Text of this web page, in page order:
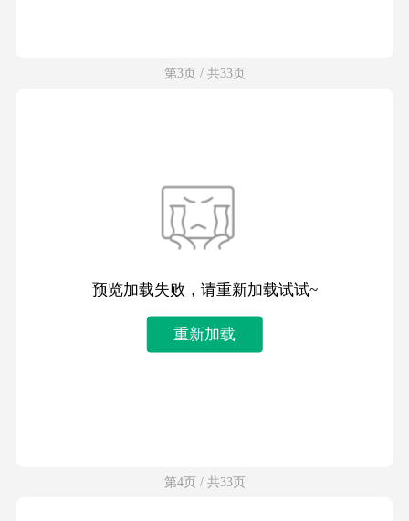
第3页 / 共33页
预览加载失败，请重新加载试试~
重新加载
第4页 / 共33页